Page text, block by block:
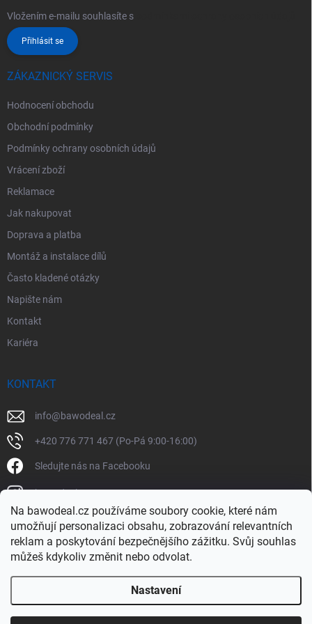
Na bawodeal.cz používáme soubory cookie, které nám
umožňují personalizaci obsahu, zobrazování relevantních
reklam a poskytování bezpečnějšího zážitku. Svůj souhlas
můžeš kdykoliv změnit nebo odvolat.
Nastavení
Vložením e-mailu souhlasíte s
Přihlásit se
ZÁKAZNICKÝ SERVIS
Hodnocení obchodu
Obchodní podmínky
Podmínky ochrany osobních údajů
Vrácení zboží
Reklamace
Jak nakupovat
Doprava a platba
Montáž a instalace dílů
Často kladené otázky
Napište nám
Kontakt
Kariéra
KONTAKT
info@bawodeal.cz
+420 776 771 467 (Po-Pá 9:00-16:00)
Sledujte nás na Facebooku
bawodealcz
@bawodealcz